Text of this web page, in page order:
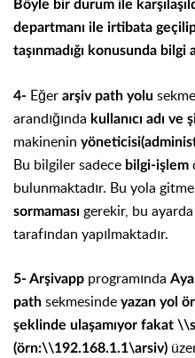
Böyle bir durum ile
departmanı ile irtibata
taşınmadığı konusunda bilgi
4- Eğer arşiv path yolu
arandığında kullanıcı adı
makinenin
Bu bilgiler sadece bilgi-işlem
bulunmaktadır. Bu yola
sormaması gerekir, bu
tarafından yapılmaktadır.
5- Arşivapp programında
path sekmesinde yazan yol
şeklinde ulaşamıyor fakat
(örn:\\192.168.1.1\arsiv)